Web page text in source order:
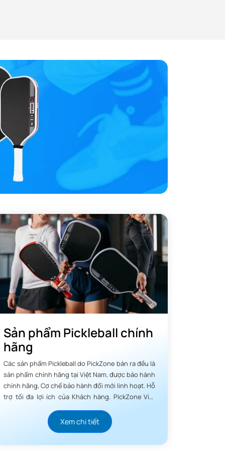
Sản phẩm Pickleball chính
hãng
Các sản phẩm Pickleball do PickZone bán ra đều là
sản phẩm chính hãng tại Việt Nam, được bảo hành
chính hãng, Cơ chế bảo hành đổi mới linh hoạt. Hỗ
trợ tối đa lợi ích của Khách hàng. PickZone Việt
Xem chi tiết